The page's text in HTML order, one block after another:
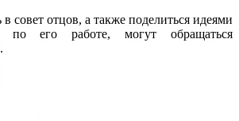
совет отцов, а также поделиться идеями
по его работе, могут обращаться